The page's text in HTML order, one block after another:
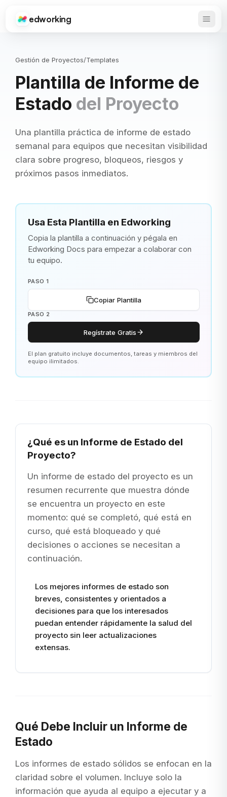
Edworking
edworking Abrir
Gestión de Proyectos/Templates
Plantilla de Informe de
Estado del Proyecto
Una plantilla práctica de informe de estado
semanal para equipos que necesitan visibilidad
clara sobre progreso, bloqueos, riesgos y
próximos pasos inmediatos.
Usa Esta Plantilla en Edworking
Copia la plantilla a continuación y pégala en
Edworking Docs para empezar a colaborar con
tu equipo.
PASO 1
Copiar Plantilla
PASO 2
Regístrate Gratis
El plan gratuito incluye documentos, tareas y miembros del
equipo ilimitados.
¿Qué es un Informe de Estado del
Proyecto?
Un informe de estado del proyecto es un
resumen recurrente que muestra dónde
se encuentra un proyecto en este
momento: qué se completó, qué está en
curso, qué está bloqueado y qué
decisiones o acciones se necesitan a
continuación.
Los mejores informes de estado son
breves, consistentes y orientados a
decisiones para que los interesados
puedan entender rápidamente la salud del
proyecto sin leer actualizaciones
extensas.
Qué Debe Incluir un Informe de
Estado
Los informes de estado sólidos se enfocan en la
claridad sobre el volumen. Incluye solo la
información que ayuda al equipo a ejecutar y a